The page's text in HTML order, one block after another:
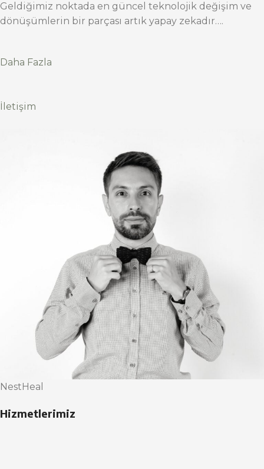
Geldiğimiz noktada en güncel teknolojik değişim ve
dönüşümlerin bir parçası artık yapay zekadır….
Daha Fazla
İletişim
NestHeal
Hizmetlerimiz